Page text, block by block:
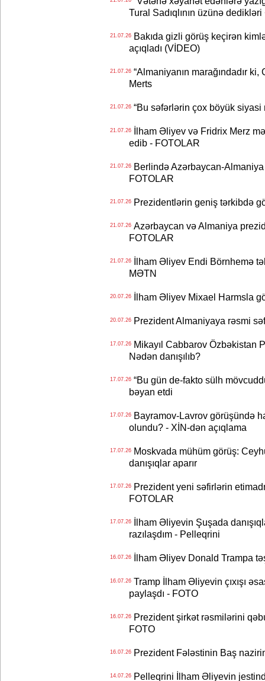
Tural Sadıqlının üzünə
21.07.26Bakıda gizli görüş keçirən
açıqladı (VİDEO)
21.07.26“Almaniyanın marağındadır
Merts
21.07.26“Bu səfərlərin çox böyük siyasi
21.07.26İlham Əliyev və Fridrix Merz
edib - FOTOLAR
21.07.26Berlində Azərbaycan-Almaniya
FOTOLAR
21.07.26Prezidentlərin geniş tərkibdə
21.07.26Azərbaycan və Almaniya
FOTOLAR
21.07.26İlham Əliyev Endi Börnhemə
MƏTN
20.07.26İlham Əliyev Mixael Harmsla
20.07.26Prezident Almaniyaya rəsmi
17.07.26Mikayıl Cabbarov Özbəkistan
Nədən danışılıb?
17.07.26“Bu gün de-fakto sülh
bəyan etdi
17.07.26Bayramov-Lavrov görüşündə
olundu? - XİN-dən açıqlama
17.07.26Moskvada mühüm görüş:
danışıqlar aparır
17.07.26Prezident yeni səfirlərin
FOTOLAR
17.07.26İlham Əliyevin Şuşada
razılaşdım - Pelleqrini
16.07.26İlham Əliyev Donald Trampa
16.07.26Tramp İlham Əliyevin çıxışı
paylaşdı - FOTO
16.07.26Prezident şirkət rəsmilərini
FOTO
16.07.26Prezident Fələstinin Baş
14.07.26Pelleqrini İlham Əliyevin